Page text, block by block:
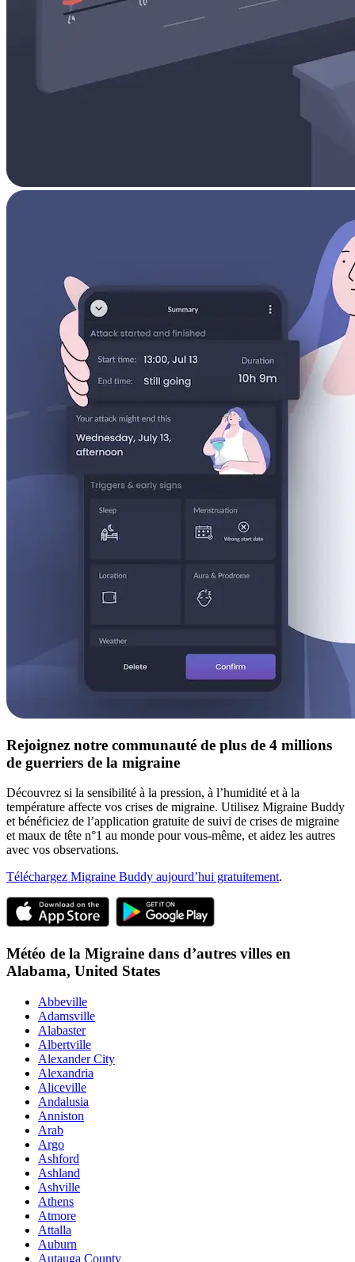
Rejoignez notre communauté de plus de 4 millions
de guerriers de la migraine
Découvrez si la sensibilité à la pression, à l’humidité et à la
température affecte vos crises de migraine. Utilisez Migraine Buddy
et bénéficiez de l’application gratuite de suivi de crises de migraine
et maux de tête n°1 au monde pour vous-même, et aidez les autres
avec vos observations.
Téléchargez Migraine Buddy aujourd’hui gratuitement.
Météo de la Migraine dans d’autres villes en
Alabama, United States
Abbeville
Adamsville
Alabaster
Albertville
Alexander City
Alexandria
Aliceville
Andalusia
Anniston
Arab
Argo
Ashford
Ashland
Ashville
Athens
Atmore
Attalla
Auburn
Autauga County